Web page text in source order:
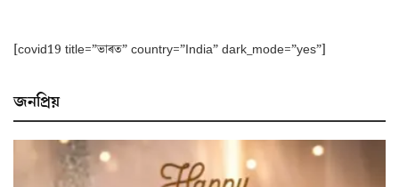
[covid19 title=”ভাৰত” country=”India” dark_mode=”yes”]
জনপ্ৰিয়